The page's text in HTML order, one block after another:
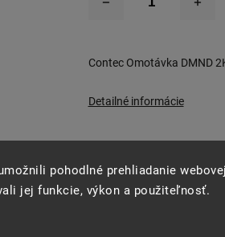
pohodlné prehliadanie webovej
jej funkcie, výkon a použiteľnosť.
%
Contec Omotávka DMND
Detailné informácie
Opýtať sa Strážiť